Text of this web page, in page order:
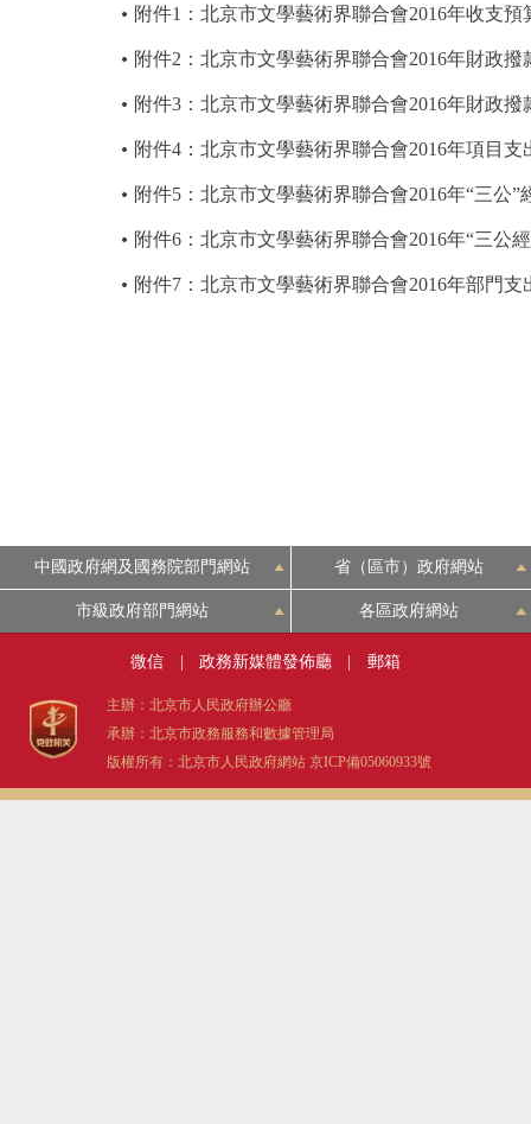
附件1：北京市文學藝術界聯合會2016年收支預
附件2：北京市文學藝術界聯合會2016年財政撥
附件3：北京市文學藝術界聯合會2016年財政
附件4：北京市文學藝術界聯合會2016年項目支
附件5：北京市文學藝術界聯合會2016年“三公
附件6：北京市文學藝術界聯合會2016年“三公
附件7：北京市文學藝術界聯合會2016年部門支
中國政府網及國務院部門網站 省（區市）政府網站
市級政府部門網站 各區政府網站
微信 政務新媒體發佈廳 郵箱
主辦：北京市人民政府辦公廳
承辦：北京市政務服務和數據管理局
版權所有：北京市人民政府網站 京ICP備05060933號